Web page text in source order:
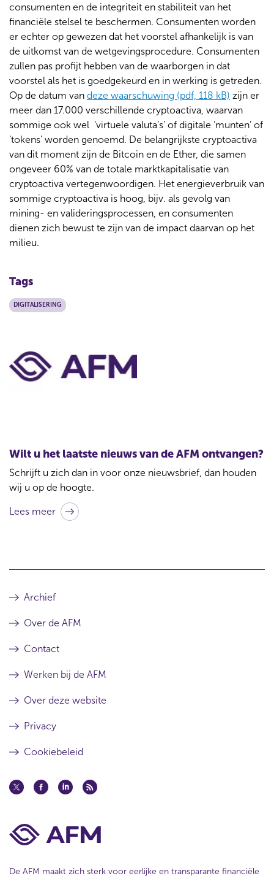
consumenten en de integriteit en stabiliteit van het
financiële stelsel te beschermen. Consumenten worden
er echter op gewezen dat het voorstel afhankelijk is van
de uitkomst van de wetgevingsprocedure. Consumenten
zullen pas profijt hebben van de waarborgen in dat
voorstel als het is goedgekeurd en in werking is getreden.
Op de datum van deze waarschuwing (pdf, 118 kB) zijn er
meer dan 17.000 verschillende cryptoactiva, waarvan
sommige ook wel ‘virtuele valuta’s’ of digitale ‘munten’ of
‘tokens’ worden genoemd. De belangrijkste cryptoactiva
van dit moment zijn de Bitcoin en de Ether, die samen
ongeveer 60% van de totale marktkapitalisatie van
cryptoactiva vertegenwoordigen. Het energieverbruik van
sommige cryptoactiva is hoog, bijv. als gevolg van
mining- en valideringsprocessen, en consumenten
dienen zich bewust te zijn van de impact daarvan op het
milieu.
Tags
DIGITALISERING
n
t
i
d
a
r
k
Wilt u het laatste nieuws van de AFM ontvangen?
Schrijft u zich dan in voor onze nieuwsbrief, dan houden
wij u op de hoogte.
Lees meer
Archief
Over de AFM
Contact
Werken bij de AFM
Over deze website
Privacy
Cookiebeleid
De AFM maakt zich sterk voor eerlijke en transparante financiële